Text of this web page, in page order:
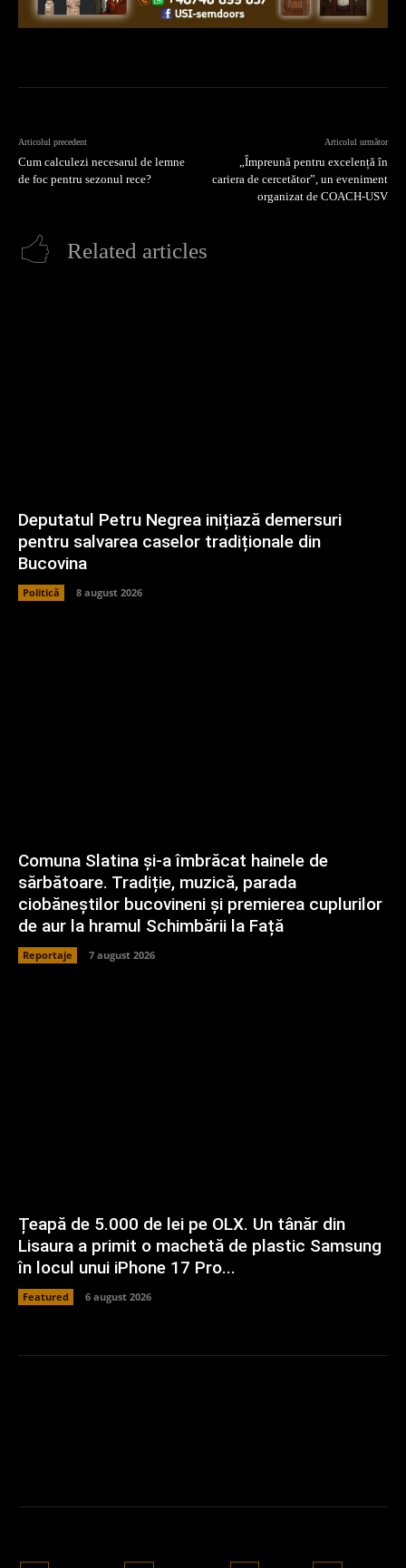
Articolul precedent
Cum calculezi necesarul de lemne
de foc pentru sezonul rece?
Articolul următor
„Împreună pentru excelență în
cariera de cercetător”, un eveniment
organizat de COACH-USV
Related articles
Deputatul Petru Negrea inițiază demersuri
pentru salvarea caselor tradiționale din
Bucovina
Politică 8 august 2026
Comuna Slatina și-a îmbrăcat hainele de
sărbătoare. Tradiție, muzică, parada
ciobăneștilor bucovineni și premierea cuplurilor
de aur la hramul Schimbării la Față
Reportaje 7 august 2026
Țeapă de 5.000 de lei pe OLX. Un tânăr din
Lisaura a primit o machetă de plastic Samsung
în locul unui iPhone 17 Pro...
Featured 6 august 2026